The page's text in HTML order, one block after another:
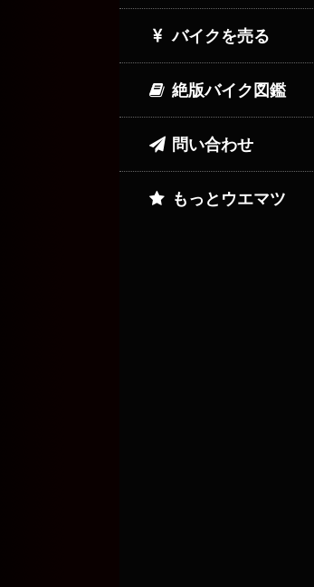
バイクを売る
絶版バイク図鑑
問い合わせ
もっとウエマツ